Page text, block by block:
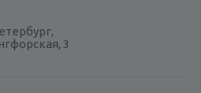
3